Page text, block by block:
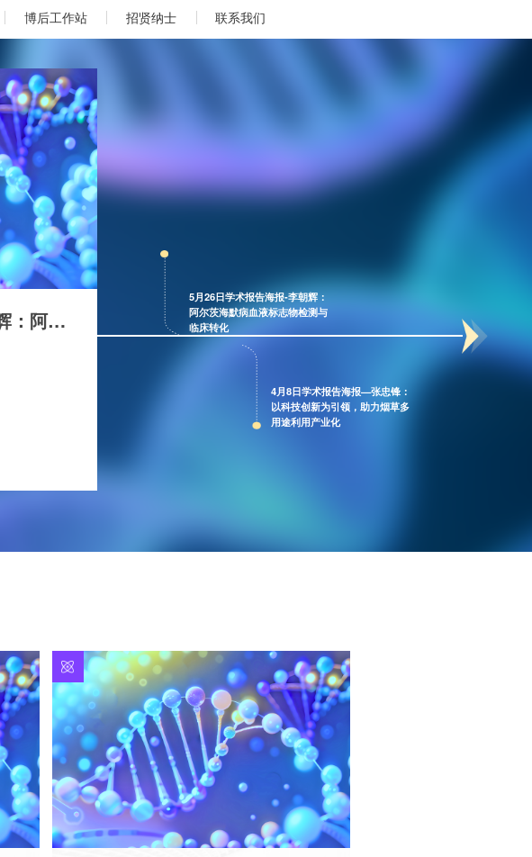
博后工作站 招贤纳士 联系我们
5月26日学术报告海报-李朝辉：阿尔茨海默病血液标志物检测与临床转化
5月26日学术报告海报-李朝辉：
阿尔茨海默病血液标志物检测与
临床转化
4月8日学术报告海报—张忠锋：
以科技创新为引领，助力烟草多
用途利用产业化